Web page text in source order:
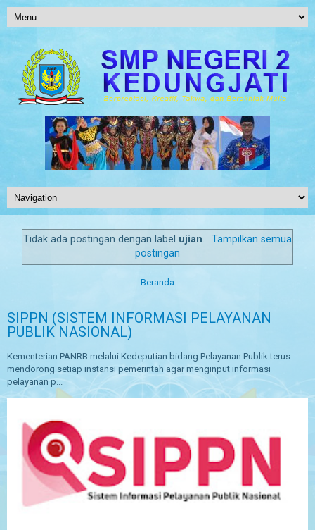
Tidak ada postingan dengan label ujian.
Tampilkan semua
postingan
Beranda
SIPPN (SISTEM INFORMASI PELAYANAN
PUBLIK NASIONAL)
Kementerian PANRB melalui Kedeputian bidang Pelayanan Publik terus
mendorong setiap instansi pemerintah agar menginput informasi
pelayanan p...